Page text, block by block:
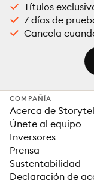
Títulos
7 días de
Cancela
COMPAÑÍA
Acerca de Storytel
Únete al equipo
Inversores
Prensa
Sustentabilidad
Declaración de